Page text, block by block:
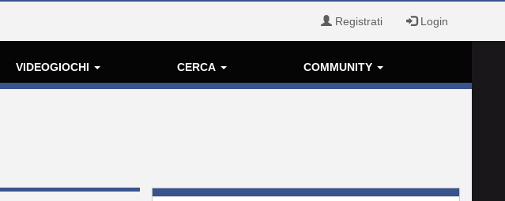
Registrati Login
VIDEOGIOCHI CERCA COMMUNITY